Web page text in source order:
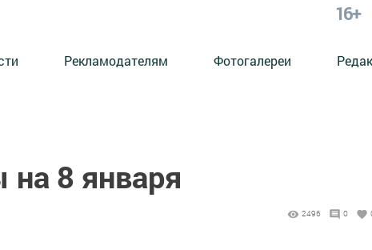
16+
Рекламодателям Фотогалереи
на 8 января
2496 0